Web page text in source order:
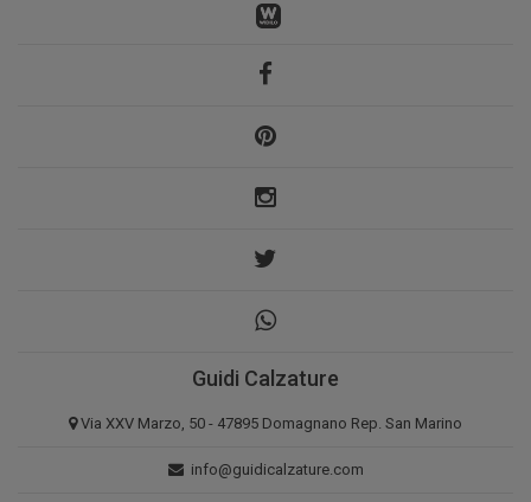
Guidi Calzature
Via XXV Marzo, 50 - 47895 Domagnano Rep. San Marino
info@guidicalzature.com